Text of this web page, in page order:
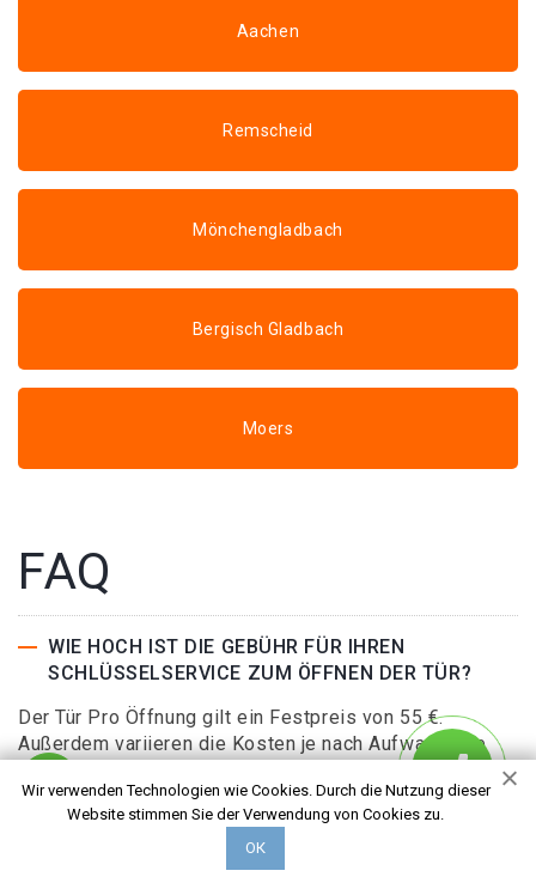
Aachen
Remscheid
Mönchengladbach
Bergisch Gladbach
Moers
FAQ
WIE HOCH IST DIE GEBÜHR FÜR IHREN
SCHLÜSSELSERVICE ZUM ÖFFNEN DER TÜR?
Der Tür Pro Öffnung gilt ein Festpreis von 55 €.
Außerdem variieren die Kosten je nach Aufwand. Die
kalkuliert und mitgeteilt.
Wir verwenden Technologien wie Cookies. Durch die Nutzung dieser
Website stimmen Sie der Verwendung von Cookies zu.
ОК